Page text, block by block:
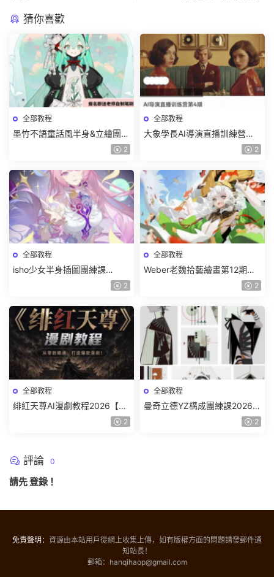
猜你喜歡
全部教程
墨竹不語童話風半身&立繪團練
課2026【畫質高清有課件筆 2
全部教程
大象學長AI導演直播訓練營第4
期2026【畫質高清有資料】 2
全部教程
isho少女半身插圖團練課
2026【畫質高清隻有視頻】 2
全部教程
Weber老魏拾藝繪畫第12期角
色特訓班【畫質不錯隻有視
2
全部教程
绯紅天尊AI漫劇教程2026【畫
2
全部教程
曼奇立德YZ構成團練課2026年
8月已結課【畫質高清有課件】
2
評論 0
請先登錄 ！
免責聲明： 資源由本站用戶從網上收集上傳，如有版權方面的問題請發郵件通
知站長！
郵箱：hanqihaop@gmail.com